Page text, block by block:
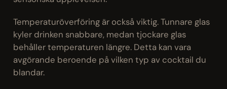
Temperaturöverföring är också viktig. Tunnare glas
kyler drinken snabbare, medan tjockare glas
behåller temperaturen längre. Detta kan vara
avgörande beroende på vilken typ av cocktail du
blandar.